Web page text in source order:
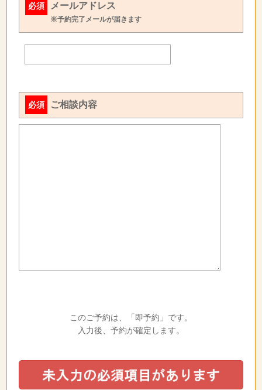
必須 メールアドレス
※予約完了メールが届きます
必須 ご相談内容
このご予約は、「即予約」です。
入力後、予約が確定します。